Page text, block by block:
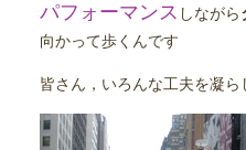
パフォーマンス しながら
向かって歩くんです
皆さん，いろんな工夫を凝